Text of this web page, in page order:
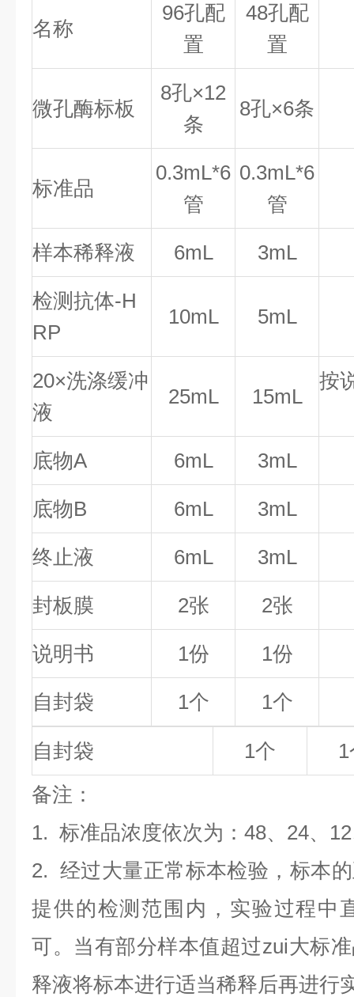
名称
96孔配
置
48孔配
置
微孔酶标板
8孔×12
条
8孔×6条
标准品
0.3mL*6
管
0.3mL*6
管
样本稀释液 6mL 3mL
检测抗体-H
RP
10mL 5mL
20×洗涤缓冲
液
25mL 15mL
按
底物A 6mL 3mL
底物B 6mL 3mL
终止液 6mL 3mL
封板膜 2张 2张
说明书 1份 1份
自封袋 1个 1个
自封袋 1个
备注 ：
1. 标准品浓度依次为：48、24、
2. 经过大量正常标本检验，标本
提供的检测范围内，实验过程中
可。当有部分样本值超过zui大标
释液将标本进行适当稀释后再进行